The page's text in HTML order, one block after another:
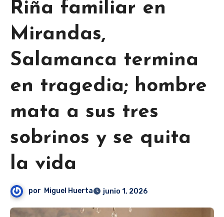
Riña familiar en
Mirandas,
Salamanca termina
en tragedia; hombre
mata a sus tres
sobrinos y se quita
la vida
por Miguel Huerta junio 1, 2026